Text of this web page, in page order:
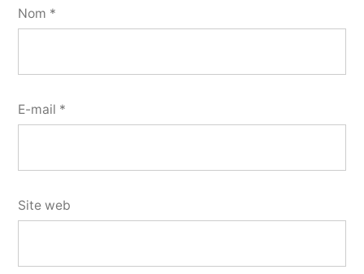
Nom *
E-mail *
Site web